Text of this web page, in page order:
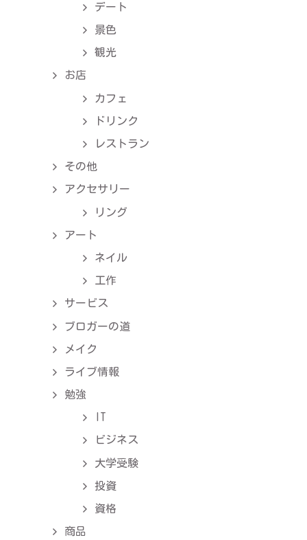
デート
景色
観光
お店
カフェ
ドリンク
レストラン
その他
アクセサリー
リング
アート
ネイル
工作
サービス
ブロガーの道
メイク
ライブ情報
勉強
IT
ビジネス
大学受験
投資
資格
商品